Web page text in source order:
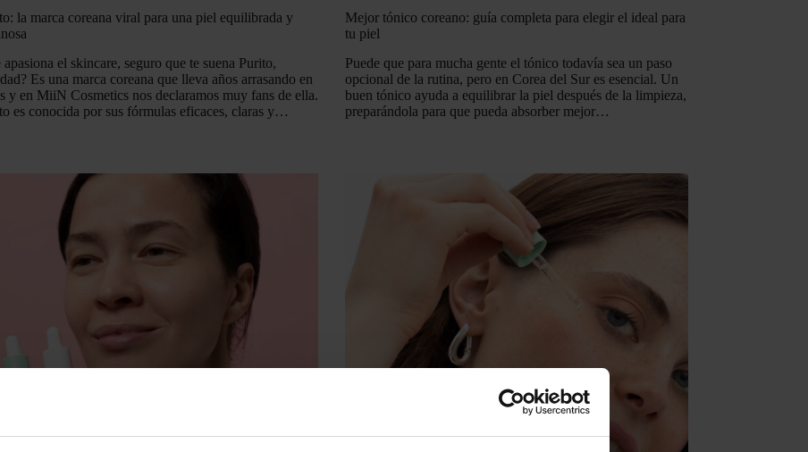
la marca coreana viral para una piel equilibrada y
apasiona el skincare, seguro que te suena Purito,
Es una marca coreana que lleva años arrasando en
y en MiiN Cosmetics nos declaramos muy fans de ella.
es conocida por sus fórmulas eficaces, claras y…
Mejor tónico coreano: guía completa para elegir el ideal para
tu piel
Puede que para mucha gente el tónico todavía sea un paso
opcional de la rutina, pero en Corea del Sur es esencial. Un
buen tónico ayuda a equilibrar la piel después de la limpieza,
preparándola para que pueda absorber mejor…